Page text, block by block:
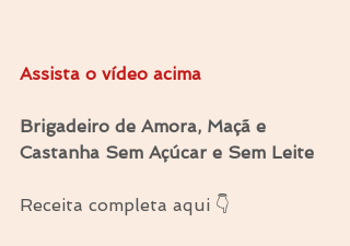
Assista o vídeo acima
Brigadeiro de Amora, Maçã e
Castanha Sem Açúcar e Sem Leite
Receita completa aqui 👇